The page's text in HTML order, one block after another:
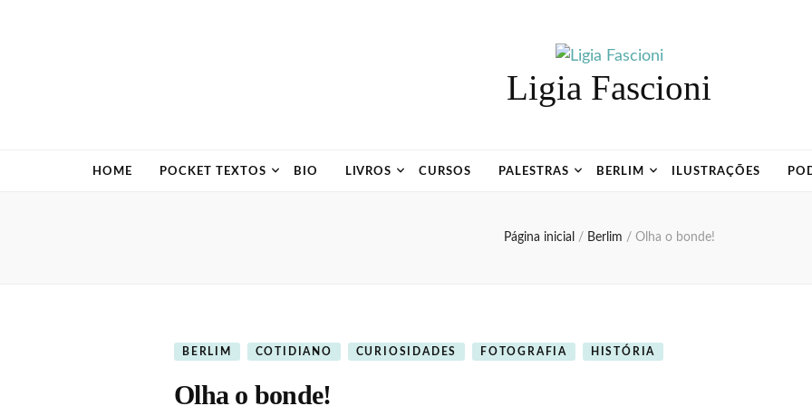
Ligia Fascioni
HOME POCKET TEXTOS BIO LIVROS CURSOS PALESTRAS BERLIM ILUSTRAÇÕES
Página inicial / Berlim / Olha o bonde!
BERLIM COTIDIANO CURIOSIDADES FOTOGRAFIA HISTÓRIA
Olha o bonde!